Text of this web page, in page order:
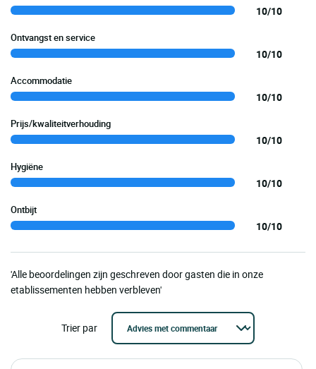
10/10
Ontvangst en service
10/10
Accommodatie
10/10
Prijs/kwaliteitverhouding
10/10
Hygiëne
10/10
Ontbijt
10/10
'Alle beoordelingen zijn geschreven door gasten die in onze
etablissementen hebben verbleven'
Trier par